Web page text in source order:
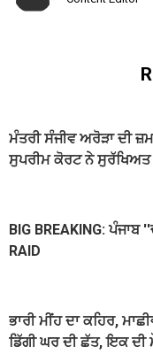
ਮੰਤਰੀ ਸੰਜੀਵ ਅਰੋੜਾ ਦੀ
ਸੁਪਰੀਮ ਕੋਰਟ ਨੇ
BIG BREAKING: ਪੰਜਾਬ
RAID
ਭਾਰੀ ਮੀਂਹ ਦਾ ਕਹਿਰ,
ਡਿੱਗੀ ਘਰ ਦੀ ਛੱਤ, ਇਕ ਦੀ